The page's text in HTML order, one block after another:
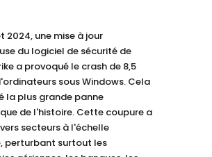
2024, une mise à jour
du logiciel de sécurité de
a provoqué le crash de 8,5
sous Windows. Cela
la plus grande panne
de l'histoire. Cette coupure a
secteurs à l'échelle
perturbant surtout les